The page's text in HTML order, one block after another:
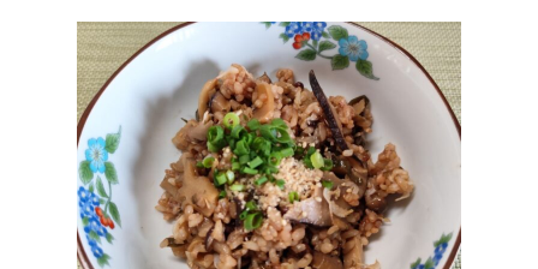
お産について
親と子の結びつき支援
母乳育児